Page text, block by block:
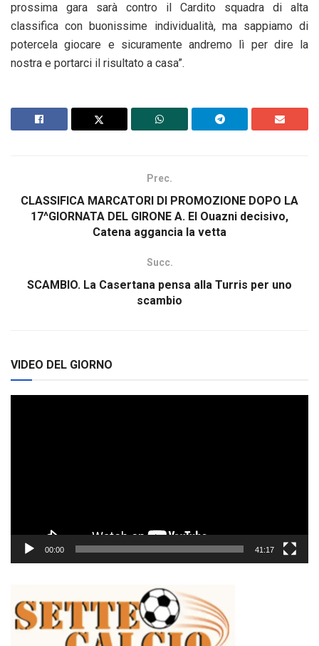
prossima gara sarà contro il Cardito squadra di alta
classifica con buonissime individualità, ma sappiamo di
potercela giocare e sicuramente andremo lì per dire la
nostra e portarci il risultato a casa”.
Prec.
CLASSIFICA MARCATORI DI PROMOZIONE DOPO LA
17^GIORNATA DEL GIRONE A. El Ouazni decisivo,
Catena aggancia la vetta
Succ.
SCAMBIO. La Casertana pensa alla Turris per uno
scambio
VIDEO DEL GIORNO
00:00 41:17